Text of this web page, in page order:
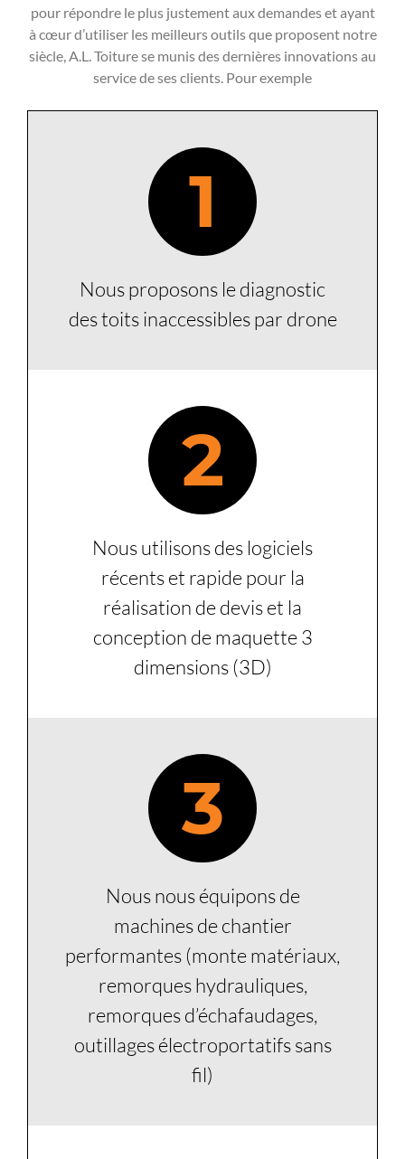
pour répondre le plus justement aux demandes et ayant
à cœur d’utiliser les meilleurs outils que proposent notre
siècle, A.L. Toiture se munis des dernières innovations au
service de ses clients. Pour exemple
1
Nous proposons le diagnostic
des toits inaccessibles par drone
2
Nous utilisons des logiciels
récents et rapide pour la
réalisation de devis et la
conception de maquette 3
dimensions (3D)
3
Nous nous équipons de
machines de chantier
performantes (monte matériaux,
remorques hydrauliques,
remorques d’échafaudages,
outillages électroportatifs sans
fil)